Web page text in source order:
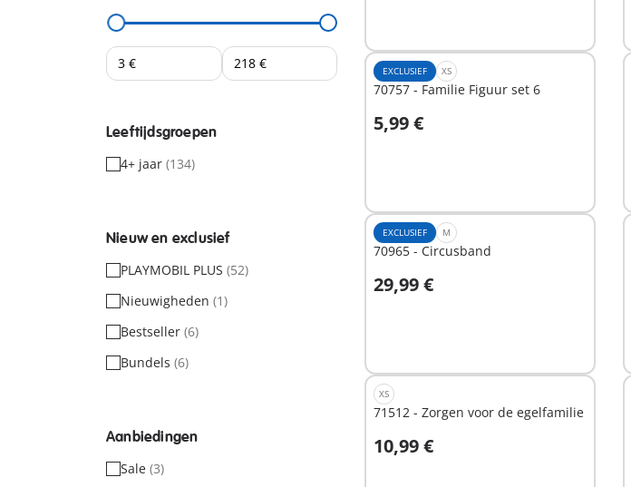
Leeftijdsgroepen
4+ jaar (134)
Nieuw en exclusief
PLAYMOBIL PLUS (52)
Nieuwigheden (1)
Bestseller (6)
Bundels (6)
Aanbiedingen
Sale (3)
EXCLUSIEF XS
70757 - Familie Figuur set 6
5,99 €
In winkelwagen
EXCLUSIEF M
70965 - Circusband
29,99 €
In winkelwagen
XS
71512 - Zorgen voor de egelfamilie
10,99 €
In winkelwagen